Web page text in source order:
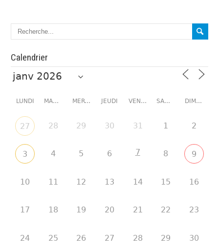
Calendrier
LUNDI MARDI MERCREDI JEUDI VENDREDI SAMEDI DIMANCHE
27 28 29 30 31 1 2
3 4 5 6 7 8 9
10 11 12 13 14 15 16
17 18 19 20 21 22 23
24 25 26 27 28 29 30